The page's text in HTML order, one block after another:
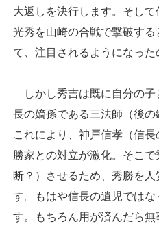
大返しを決行します。そし
光秀を山崎の合戦で撃破す
て、注目されるようになった
しかし秀吉は既に自分の子
長の嫡孫である三法師（後の
これにより、神戸信孝（信
勝家との対立が激化。そこ
断？）させるため、秀勝を
す。もはや信長の遺児では
す。もちろん用が済んだら無